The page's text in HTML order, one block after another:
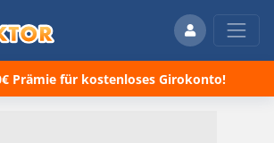
Prämie für kostenloses Girokonto!